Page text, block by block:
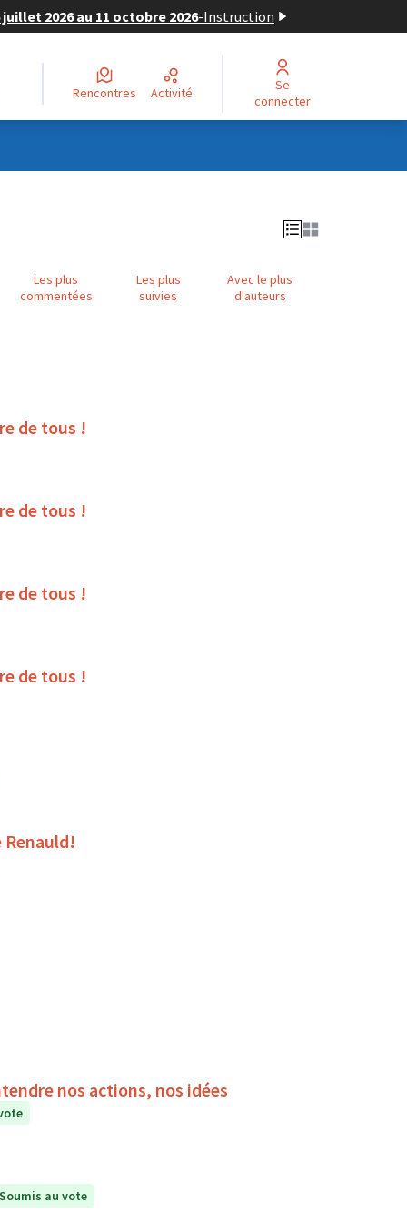
2026 au 11 octobre 2026-Instruction
Rencontres Activité
Se
connecter
Les plus
commentées
Les plus
suivies
Avec le plus
d'auteurs
de tous !
de tous !
de tous !
de tous !
Renauld!
nos actions, nos idées
Soumis au vote